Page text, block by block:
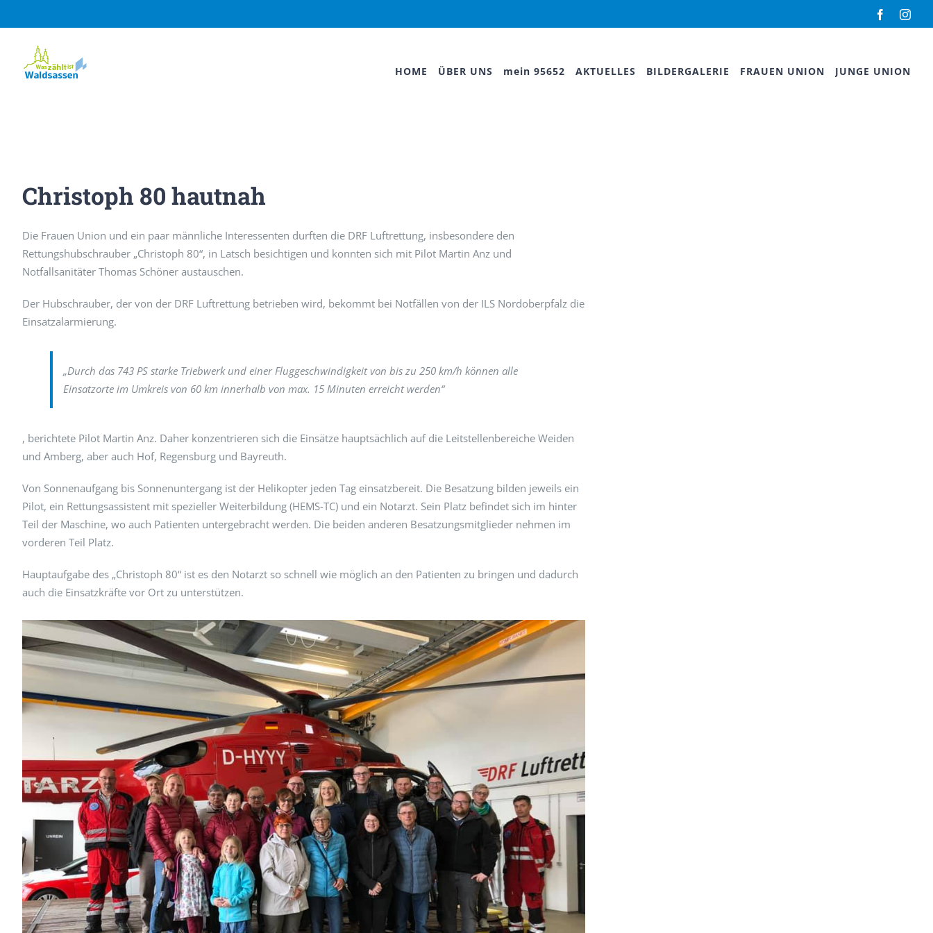
Inhalt
springen
Facebook
HOME ÜBER UNS mein 95652 AKTUELLES BILDERGALERIE FRAUEN UNION JUNGE UNION
Christoph 80 hautnah
Die Frauen Union und ein paar männliche Interessenten durften die DRF Luftrettung, insbesondere den
Rettungshubschrauber „Christoph 80“, in Latsch besichtigen und konnten sich mit Pilot Martin Anz und
Notfallsanitäter Thomas Schöner austauschen.
Der Hubschrauber, der von der DRF Luftrettung betrieben wird, bekommt bei Notfällen von der ILS Nordoberpfalz die
Einsatzalarmierung.
„Durch das 743 PS starke Triebwerk und einer Fluggeschwindigkeit von bis zu 250 km/h können alle
Einsatzorte im Umkreis von 60 km innerhalb von max. 15 Minuten erreicht werden“
, berichtete Pilot Martin Anz. Daher konzentrieren sich die Einsätze hauptsächlich auf die Leitstellenbereiche Weiden
und Amberg, aber auch Hof, Regensburg und Bayreuth.
Von Sonnenaufgang bis Sonnenuntergang ist der Helikopter jeden Tag einsatzbereit. Die Besatzung bilden jeweils ein
Pilot, ein Rettungsassistent mit spezieller Weiterbildung (HEMS-TC) und ein Notarzt. Sein Platz befindet sich im hinter
Teil der Maschine, wo auch Patienten untergebracht werden. Die beiden anderen Besatzungsmitglieder nehmen im
vorderen Teil Platz.
Hauptaufgabe des „Christoph 80“ ist es den Notarzt so schnell wie möglich an den Patienten zu bringen und dadurch
auch die Einsatzkräfte vor Ort zu unterstützen.